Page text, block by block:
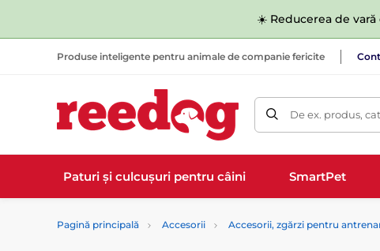
☀️ Reducerea de
Produse inteligente pentru animale de companie fericite
De ex. produs,
Paturi și culcușuri pentru câini SmartPet
Pagină principală Accesorii Accesorii, zgărzi pentru